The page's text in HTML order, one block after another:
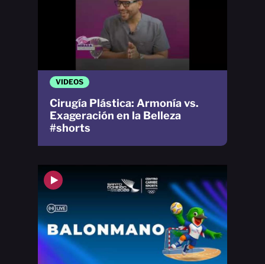
VIDEOS
Cirugía Plástica: Armonía vs.
Exageración en la Belleza
#shorts